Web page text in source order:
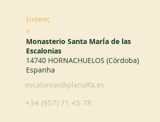
Endereç
o
Monasterio Santa MarÍa de las
Escalonias
14740 HORNACHUELOS (Córdoba)
Espanha
escalonias@planalfa.es
+34 (957) 71 45 78